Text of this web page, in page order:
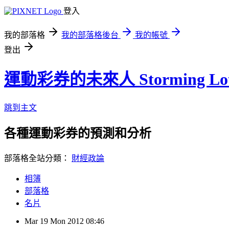
登入
我的部落格 我的部落格後台
我的帳號
登出
運動彩券的未來人 Storming
跳到主文
各種運動彩券的預測和分析
部落格全站分類： 財經政論
相簿
部落格
名片
Mar 19 Mon 2012 08:46